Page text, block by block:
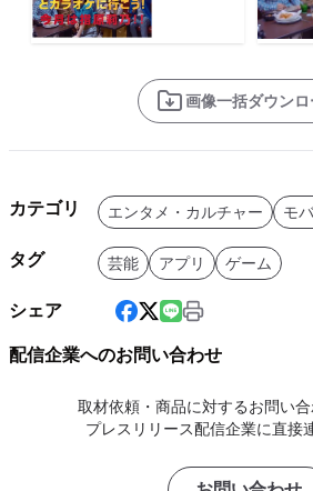
画像一括ダウンロ
カテゴリ エンタメ・カルチャー モ
タグ 芸能 アプリ ゲーム
シェア
配信企業へのお問い合わせ
取材依頼・商品に対するお問い合
プレスリリース配信企業に直接